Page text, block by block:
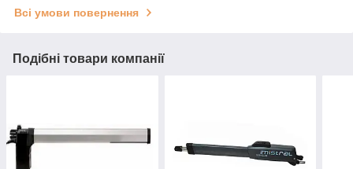
Всі умови повернення
Подібні товари компанії